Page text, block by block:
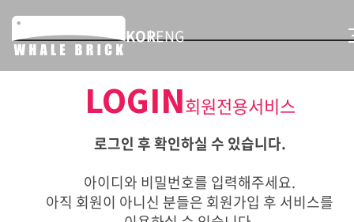
KORENG
LOGIN회원전용서비스
로그인 후 확인하실 수 있습니다.
아이디와 비밀번호를 입력해주세요.
아직 회원이 아니신 분들은 회원가입 후 서비스를